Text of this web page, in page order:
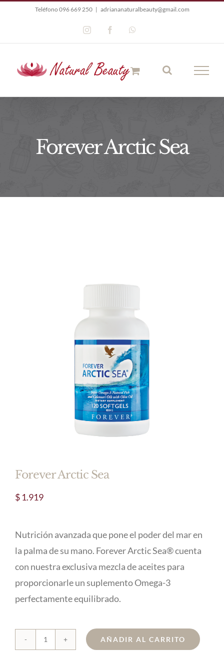
Teléfono 096 669 250 | adriananaturalbeauty@gmail.com
InstagramFacebook
Forever Arctic Sea
Forever Arctic Sea
$ 1.919
Nutrición avanzada que pone el poder del mar en
la palma de su mano. Forever Arctic Sea® cuenta
con nuestra exclusiva mezcla de aceites para
proporcionarle un suplemento Omega-3
perfectamente equilibrado.
AÑADIR AL CARRITO